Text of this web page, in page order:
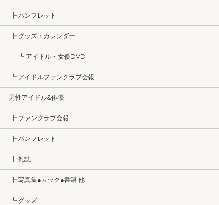
┣ パンフレット
┣ グッズ・カレンダー
┗ アイドル・女優DVD
┗ アイドルファンクラブ会報
男性アイドル&俳優
┣ ファンクラブ会報
┣ パンフレット
┣ 雑誌
┣ 写真集●ムック●書籍 他
┗ グッズ